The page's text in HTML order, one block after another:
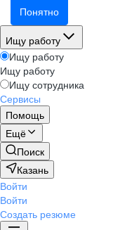
Понятно
Ищу работу
Ищу работу
Ищу работу
Ищу сотрудника
Сервисы
Помощь
Ещё
Поиск
Казань
Войти
Войти
Создать резюме